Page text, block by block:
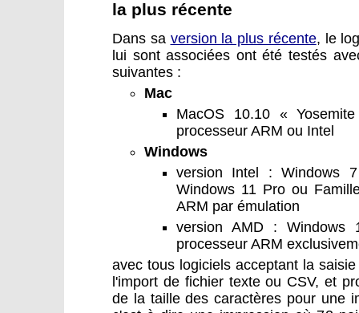
la plus récente
Dans sa version la plus récente, le
lui sont associées ont été testés
suivantes :
Mac
MacOS 10.10 «
processeur ARM ou Intel
Windows
version Intel : Windows
Windows 11 Pro ou
ARM par émulation
version AMD :
processeur ARM
avec tous logiciels acceptant la
l'import de fichier texte ou CSV, et
de la taille des caractères pour une